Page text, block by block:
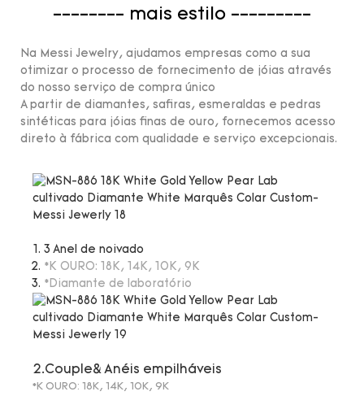
-------- mais estilo ---------
Na Messi Jewelry, ajudamos empresas como a sua
otimizar o processo de fornecimento de jóias através
do nosso serviço de compra único
A partir de diamantes, safiras, esmeraldas e pedras
sintéticas para jóias finas de ouro, fornecemos acesso
direto à fábrica com qualidade e serviço excepcionais.
3 Anel de noivado
*K OURO: 18K, 14K, 10K, 9K
*Diamante de laboratório
2.Couple& Anéis empilháveis
*K OURO: 18K, 14K, 10K, 9K